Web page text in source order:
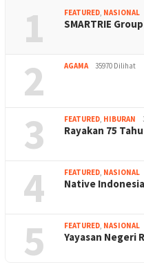
1 FEATURED, NASIONAL
SMARTRIE
2 AGAMA 35970 Dilihat
3 FEATURED, HIBURAN
Rayakan 75
4 FEATURED, NASIONAL
Native
5 FEATURED, NASIONAL
Yayasan Negeri